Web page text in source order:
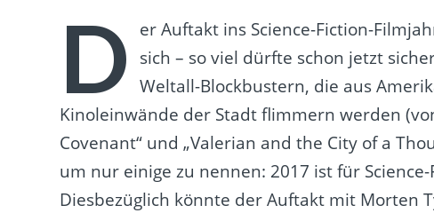
D
er Auftakt ins Science-Fiction-
sich – so viel dürfte schon jetzt
Weltall-Blockbustern, die aus
Kinoleinwände der Stadt flimmern werden
Covenant“ und „Valerian and the City of a
um nur einige zu nennen: 2017 ist für
Diesbezüglich könnte der Auftakt mit Morten